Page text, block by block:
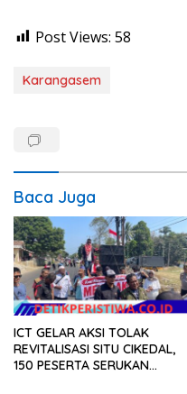
Post Views: 58
Karangasem
Baca Juga
ICT GELAR AKSI TOLAK
REVITALISASI SITU CIKEDAL,
150 PESERTA SERUKAN